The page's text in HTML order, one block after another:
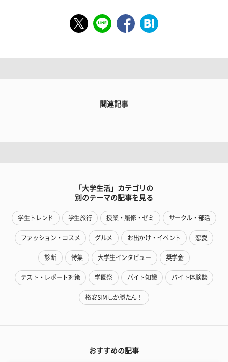
関連記事
「大学生活」カテゴリの
別のテーマの記事を見る
学生トレンド 学生旅行 授業・履修・ゼミ サークル・部活
ファッション・コスメ グルメ お出かけ・イベント 恋愛
診断 特集 大学生インタビュー 奨学金
テスト・レポート対策 学園祭 バイト知識 バイト体験談
格安SIMしか勝たん！
おすすめの記事